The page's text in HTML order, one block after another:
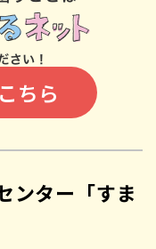
ちら
ンター「すま